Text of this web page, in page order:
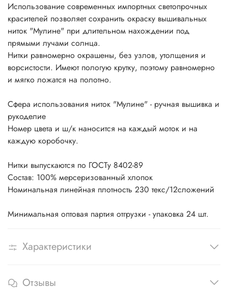
Использование современных импортных светопрочных
красителей позволяет сохранить окраску вышивальных
ниток "Мулине" при длительном нахождении под
прямыми лучами солнца.
Нитки равномерно окрашены, без узлов, утолщения и
ворсистости. Имеют пологую крутку, поэтому равномерно
и мягко ложатся на полотно.
Сфера использования ниток "Мулине" - ручная вышивка и
рукоделие
Номер цвета и ш/к наносится на каждый моток и на
каждую коробочку.
Нитки выпускаются по ГОСТу 8402-89
Состав: 100% мерсеризованный хлопок
Номинальная линейная плотность 230 текс/12сложений
Минимальная оптовая партия отгрузки - упаковка 24 шт.
Характеристики
Отзывы